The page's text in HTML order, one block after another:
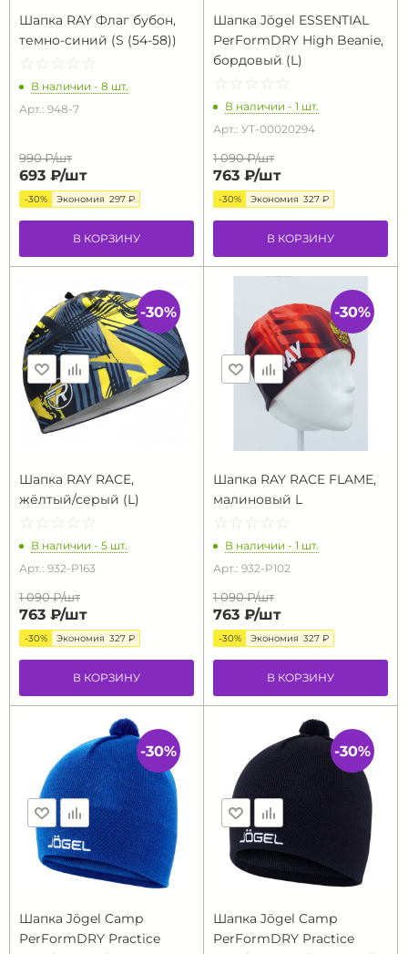
Шапка RAY Флаг бубон,
темно-синий (S (54-58))
☆ ☆ ☆ ☆ ☆
★ ★ ★ ★ ★
В наличии - 8 шт.
Арт.: 948-7
990 ₽/шт
693 ₽/шт
-30% Экономия 297 ₽
В КОРЗИНУ
Шапка Jögel ESSENTIAL
PerFormDRY High Beanie,
бордовый (L)
☆ ☆ ☆ ☆ ☆
★ ★ ★ ★ ★
В наличии - 1 шт.
Арт.: УТ-00020294
1 090 ₽/шт
763 ₽/шт
-30% Экономия 327 ₽
В КОРЗИНУ
Шапка RAY RACE,
жёлтый/серый (L)
☆ ☆ ☆ ☆ ☆
★ ★ ★ ★ ★
В наличии - 5 шт.
Арт.: 932-P163
1 090 ₽/шт
763 ₽/шт
-30% Экономия 327 ₽
В КОРЗИНУ
-30%
Шапка RAY RACE FLAME,
малиновый L
☆ ☆ ☆ ☆ ☆
★ ★ ★ ★ ★
В наличии - 1 шт.
Арт.: 932-P102
1 090 ₽/шт
763 ₽/шт
-30% Экономия 327 ₽
В КОРЗИНУ
-30%
Шапка Jögel Camp
PerFormDRY Practice
-30%
Шапка Jögel Camp
PerFormDRY Practice
-30%